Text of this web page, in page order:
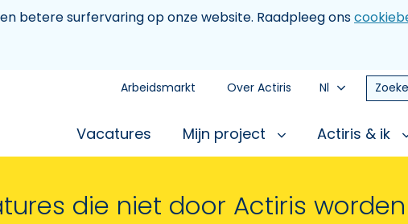
betere surfervaring op onze website. Raadpleeg ons
Arbeidsmarkt Over Actiris Nl
Vacatures Mijn project Actiris & ik
die niet door Actiris